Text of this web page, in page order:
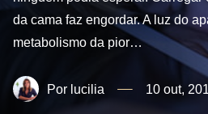
da cama faz engordar. A luz do
metabolismo da pior…
lucilia 10 out,